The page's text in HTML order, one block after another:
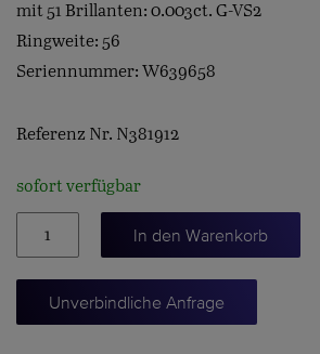
mit 51 Brillanten: 0.003ct. G-VS2
Ringweite: 56
Seriennummer: W639658
Referenz Nr. N381912
sofort verfügbar
Vision
Ring
In den Warenkorb
Unverbindliche Anfrage